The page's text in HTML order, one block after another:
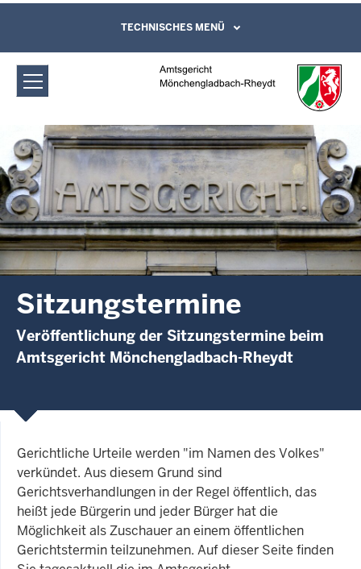
Amtsgericht Mönchengladbach-
Rheydt: Sitzungstermine
Direkt zum Inhalt
Leichte Sprache, Gebärdensprachenvideo
und Kontaktformular
TECHNISCHES MENÜ
Sitzungstermine
Veröffentlichung der Sitzungstermine beim
Amtsgericht Mönchengladbach-Rheydt
Gerichtliche Urteile werden "im Namen des Volkes"
verkündet. Aus diesem Grund sind
Gerichtsverhandlungen in der Regel öffentlich, das
heißt jede Bürgerin und jeder Bürger hat die
Möglichkeit als Zuschauer an einem öffentlichen
Gerichtstermin teilzunehmen. Auf dieser Seite finden